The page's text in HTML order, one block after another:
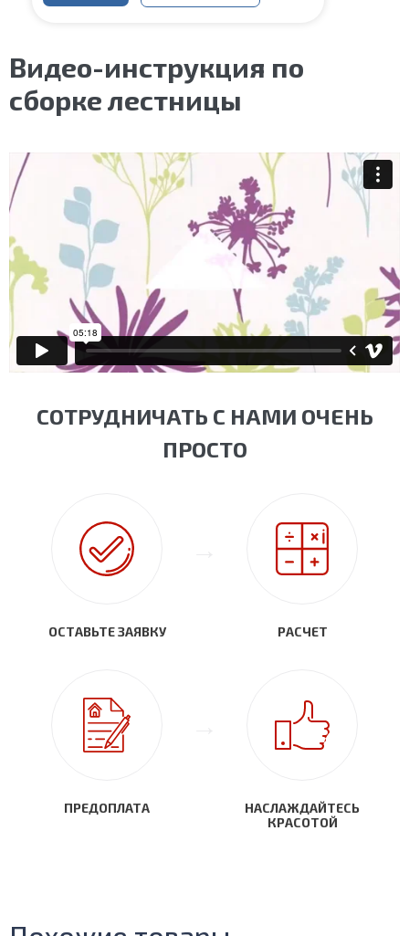
Видео-инструкция по
сборке лестницы
СОТРУДНИЧАТЬ С НАМИ ОЧЕНЬ
ПРОСТО
ОСТАВЬТЕ ЗАЯВКУ РАСЧЕТ
ПРЕДОПЛАТА
НАСЛАЖДАЙТЕСЬ
КРАСОТОЙ